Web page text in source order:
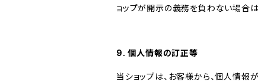
ョップが開示の義務を負わない場合は
9. 個人情報の訂正等
当ショップは、お客様から、個人情